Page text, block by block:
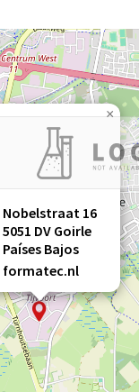
Nobelstraat 16
5051 DV Goirle
Países Bajos
formatec.nl
×